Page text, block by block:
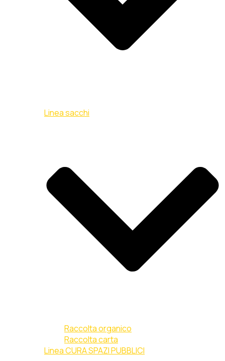
Linea sacchi
Raccolta organico
Raccolta carta
Linea CURA SPAZI PUBBLICI